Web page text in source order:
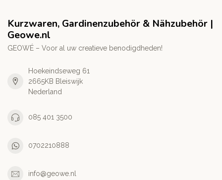
Kurzwaren, Gardinenzubehör & Nähzubehör |
Geowe.nl
GEOWÉ – Voor al uw creatieve benodigdheden!
Hoekeindseweg 61
2665KB Bleiswijk
Nederland
085 401 3500
0702210888
info@geowe.nl